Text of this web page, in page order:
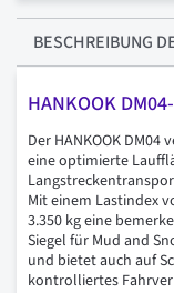
BESCHREIBUNG
HANKOOK
Der HANKOOK
eine optimierte
Mit einem Lastindex
3.350 kg eine
Siegel für Mud and
und bietet auch auf
kontrolliertes